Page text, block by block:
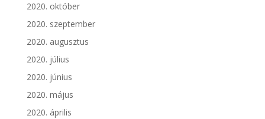
2020. október
2020. szeptember
2020. augusztus
2020. július
2020. június
2020. május
2020. április